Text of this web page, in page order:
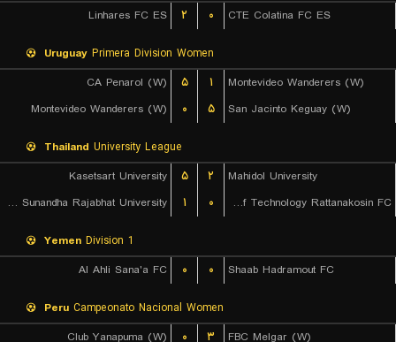
Linhares FC ES
۲ ۰ CTE Colatina FC ES
Uruguay Primera Division Women
CA Penarol (W)
۵ ۱
Montevideo Wanderers (W)
Montevideo Wanderers (W)
۰ ۵ San Jacinto Keguay (W)
Thailand University League
Kasetsart University
۵ ۲
Mahidol University
Suan Sunandha Rajabhat University
۱ ۰ Rajamangala University of Technology Rattanakosin FC
Yemen Division 1
Al Ahli Sana'a FC
۰ ۰ Shaab Hadramout FC
Peru Campeonato Nacional Women
Club Yanapuma (W)
۰ ۳ FBC Melgar (W)